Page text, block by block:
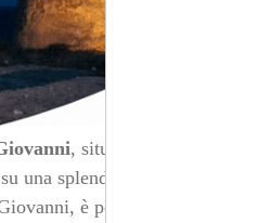
, situata
una splendida spiaggia di
è possibile fare